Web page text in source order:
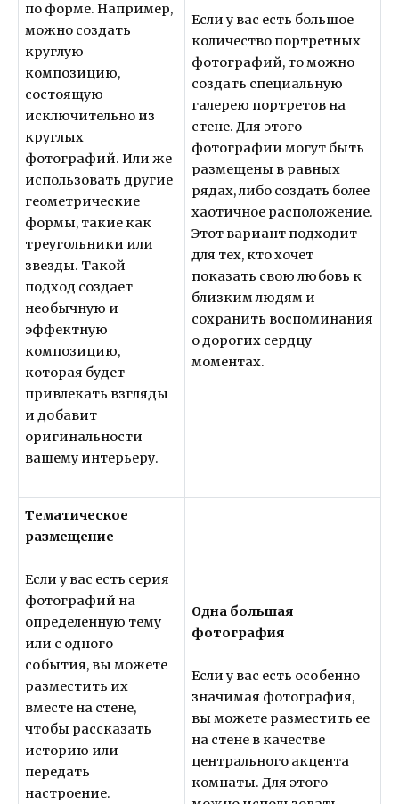
по форме. Например,
можно создать
круглую
композицию,
состоящую
исключительно из
круглых
фотографий. Или же
использовать другие
геометрические
формы, такие как
треугольники или
звезды. Такой
подход создает
необычную и
эффектную
композицию,
которая будет
привлекать взгляды
и добавит
оригинальности
вашему интерьеру.
Если у вас есть большое
количество портретных
фотографий, то можно
создать специальную
галерею портретов на
стене. Для этого
фотографии могут быть
размещены в равных
рядах, либо создать более
хаотичное расположение.
Этот вариант подходит
для тех, кто хочет
показать свою любовь к
близким людям и
сохранить воспоминания
о дорогих сердцу
моментах.
Тематическое
размещение
Если у вас есть серия
фотографий на
определенную тему
или с одного
события, вы можете
разместить их
вместе на стене,
чтобы рассказать
историю или
передать
настроение.
Одна большая
фотография
Если у вас есть особенно
значимая фотография,
вы можете разместить ее
на стене в качестве
центрального акцента
комнаты. Для этого